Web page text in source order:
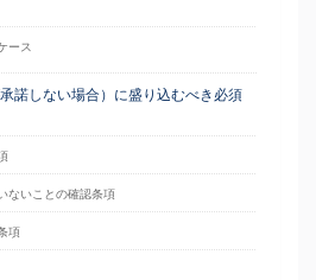
ース
諾しない場合）に盛り込むべき必須
ないことの確認条項
項